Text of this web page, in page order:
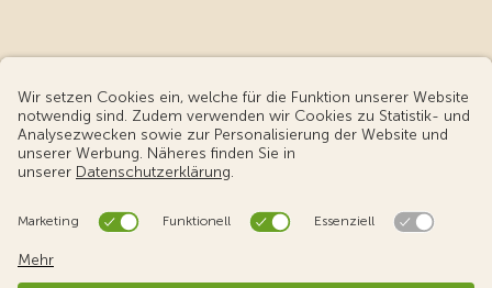
© Touring Club Schweiz
Benutzungsbedingungen - rechtliche Informationen